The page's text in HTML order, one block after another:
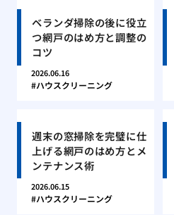
ベランダ掃除の後に役立
つ網戸のはめ方と調整の
コツ
2026.06.16
ハウスクリーニング
週末の窓掃除を完璧に仕
上げる網戸のはめ方とメ
ンテナンス術
2026.06.15
ハウスクリーニング